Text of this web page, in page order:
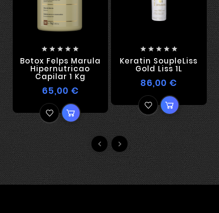
    
Botox Felps Marula
Hipernutricao
Capilar 1 Kg
65,00 €
    
Keratin SoupleLiss
Gold Liss 1L
86,00 €
 